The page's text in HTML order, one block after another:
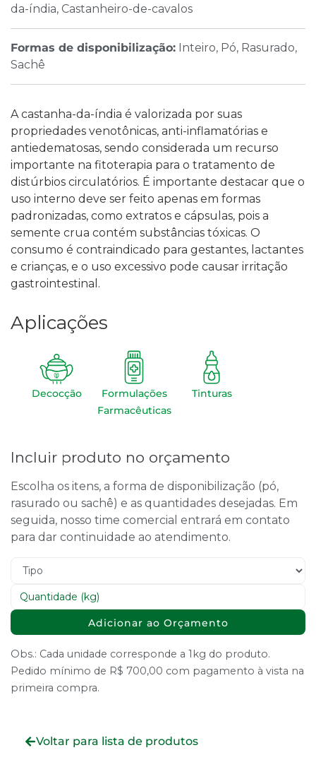
da-índia, Castanheiro-de-cavalos
Formas de disponibilização: Inteiro, Pó, Rasurado,
Sachê
A castanha-da-índia é valorizada por suas
propriedades venotônicas, anti-inflamatórias e
antiedematosas, sendo considerada um recurso
importante na fitoterapia para o tratamento de
distúrbios circulatórios. É importante destacar que o
uso interno deve ser feito apenas em formas
padronizadas, como extratos e cápsulas, pois a
semente crua contém substâncias tóxicas. O
consumo é contraindicado para gestantes, lactantes
e crianças, e o uso excessivo pode causar irritação
gastrointestinal.
Aplicações
Decocção
Formulações
Farmacêuticas
Tinturas
Incluir produto no orçamento
Escolha os itens, a forma de disponibilização (pó,
rasurado ou sachê) e as quantidades desejadas. Em
seguida, nosso time comercial entrará em contato
para dar continuidade ao atendimento.
Adicionar ao Orçamento
Obs.: Cada unidade corresponde a 1kg do produto.
Pedido mínimo de R$ 700,00 com pagamento à vista na
primeira compra.
Voltar para lista de produtos